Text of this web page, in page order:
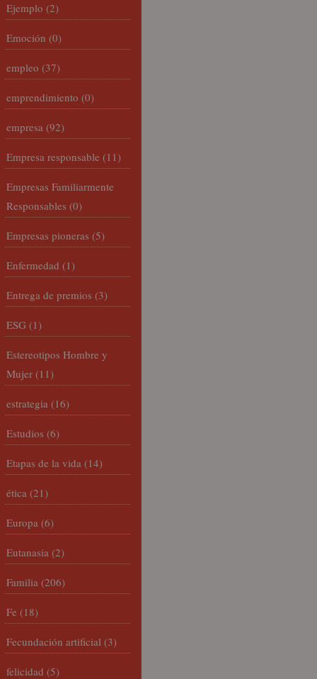
Ejemplo (2)
Emoción (0)
empleo (37)
emprendimiento (0)
empresa (92)
Empresa responsable (11)
Empresas Familiarmente
Responsables (0)
Empresas pioneras (5)
Enfermedad (1)
Entrega de premios (3)
ESG (1)
Estereotipos Hombre y
Mujer (11)
estrategia (16)
Estudios (6)
Etapas de la vida (14)
ética (21)
Europa (6)
Eutanasia (2)
Familia (206)
Fe (18)
Fecundación artificial (3)
felicidad (5)